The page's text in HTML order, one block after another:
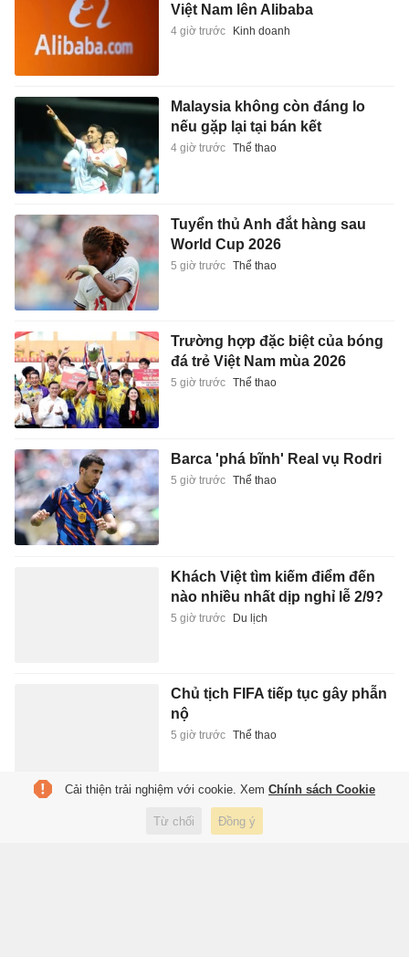
Việt Nam lên Alibaba
4 giờ trước Kinh doanh
Malaysia không còn đáng lo
nếu gặp lại tại bán kết
4 giờ trước Thể thao
Tuyển thủ Anh đắt hàng sau
World Cup 2026
5 giờ trước Thể thao
Trường hợp đặc biệt của bóng
đá trẻ Việt Nam mùa 2026
5 giờ trước Thể thao
Barca 'phá bĩnh' Real vụ Rodri
5 giờ trước Thể thao
Khách Việt tìm kiếm điểm đến
nào nhiều nhất dịp nghỉ lễ 2/9?
5 giờ trước Du lịch
Chủ tịch FIFA tiếp tục gây phẫn
nộ
5 giờ trước Thể thao
Đồng đội của Paredes bị điều
tra vì nghi liên quan đường dây
Cải thiện trải nghiệm với cookie. Xem Chính sách Cookie
Từ chối Đồng ý